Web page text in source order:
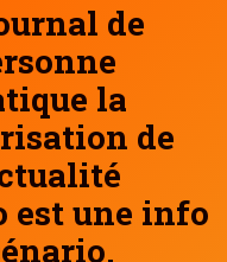
de
la
de
est une info